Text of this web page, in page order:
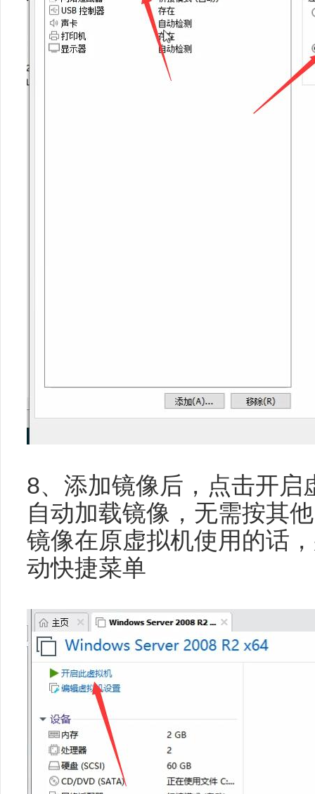
8、添加镜像后，点击开启
自动加载镜像，无需按其
镜像在原虚拟机使用的话
动快捷菜单